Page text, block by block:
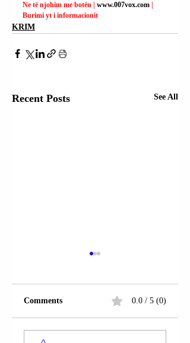
Ne të njohim me botën | www.007vox.com
Burimi yt i informacionit
KRIM
Recent Posts See All
LEZHË | ANTON
Comments 0.0 / 5 (0)